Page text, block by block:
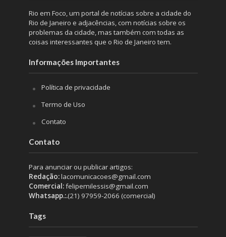
Rio em Foco, um portal de notícias sobre a cidade do
Rio de Janeiro e adjacências, com notícias sobre os
problemas da cidade, mas também com todas as
coisas interessantes que o Rio de Janeiro tem.
Informações Importantes
Política de privacidade
Termo de Uso
Contato
Contato
Para anunciar ou publicar artigos:
Redação:lacomunicacoes@gmail.com
Comercial:felipemilessis@gmail.com
Whatsapp.:.(21) 97959-2066 (comercial)
Tags